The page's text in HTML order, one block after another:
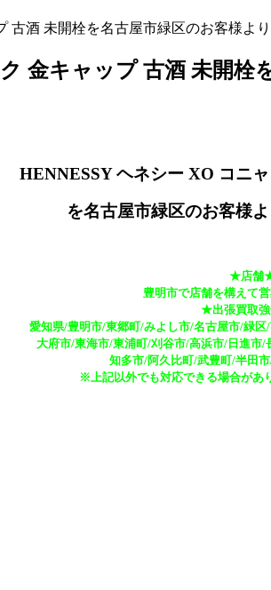
古酒 未開栓を名古屋市緑区のお客様より
金キャップ 古酒 未開栓
HENNESSY ヘネシー XO コニ
を名古屋市緑区のお客様
★店舗
豊明市で店舗を構えて営
★出張買取
愛知県/豊明市/東郷町/みよし市/名古屋市/緑
大府市/東海市/東浦町/刈谷市/高浜市/日進市
知多市/阿久比町/武豊町/半田
※上記以外でも対応できる場合があ